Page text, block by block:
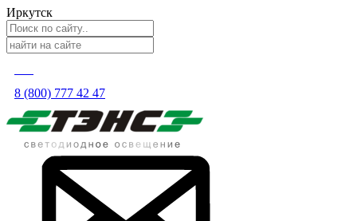
Иркутск
8 (800) 777 42 47